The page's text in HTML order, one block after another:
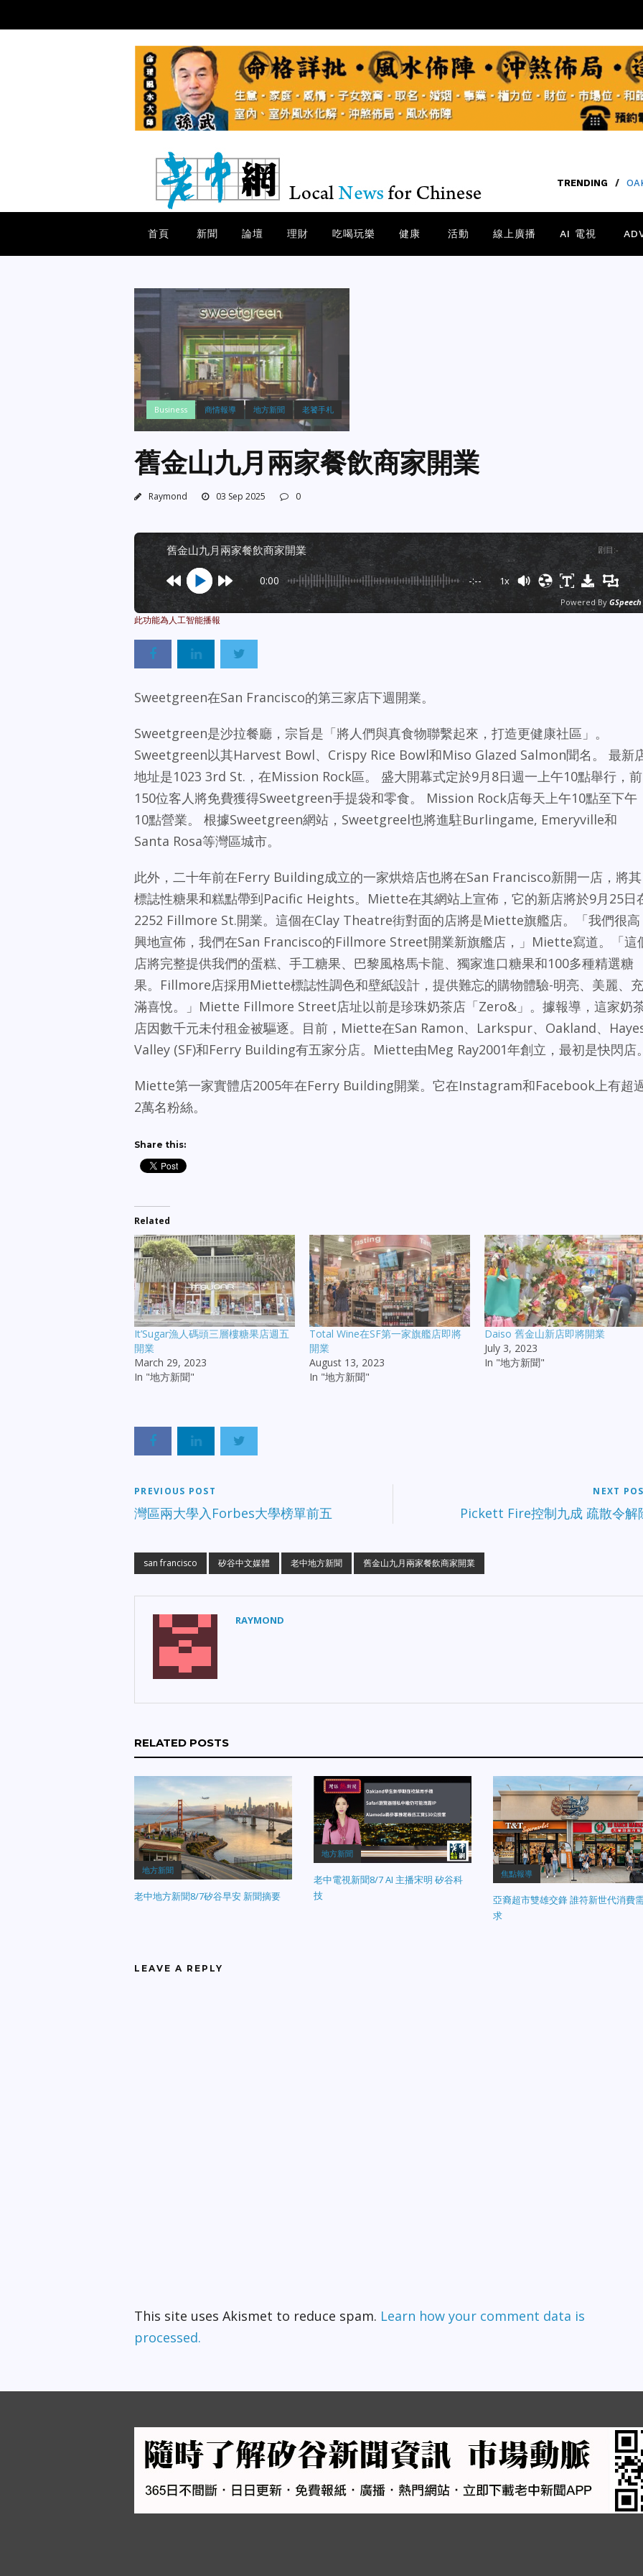
TRENDING
首頁 新聞 論壇 理財 吃喝玩樂 健康 活動 線上廣播 AI 電視
Business 商情報導 地方新聞 老饕手札
舊金山九月兩家餐飲商家開業
Raymond 03 Sep 2025 0
舊金山九月兩家餐飲商家開業 剧目 :-
0:00 -:-- 1x
Powered By GSpeech
Sweetgreen在San Francisco的第三家店下週開業。
Sweetgreen是沙拉餐廳，宗旨是「將人們與真食物聯繫起來，打造更健康社區」。
Sweetgreen以其Harvest Bowl、Crispy Rice Bowl和Miso Glazed Salmon聞名。 最新
地址是1023 3rd St.，在Mission Rock區。 盛大開幕式定於9月8日週一上午10點舉行，前
150位客人將免費獲得Sweetgreen手提袋和零食。 Mission Rock店每天上午10點至下午
10點營業。 根據Sweetgreen網站，Sweetgreel也將進駐Burlingame, Emeryville和
Santa Rosa等灣區城市。
此外，二十年前在Ferry Building成立的一家烘焙店也將在San Francisco新開一店，將其
標誌性糖果和糕點帶到Pacific Heights。Miette在其網站上宣佈，它的新店將於9月25日
2252 Fillmore St.開業。這個在Clay Theatre街對面的店將是Miette旗艦店。「我們很高
興地宣佈，我們在San Francisco的Fillmore Street開業新旗艦店，」Miette寫道。「這
店將完整提供我們的蛋糕、手工糖果、巴黎風格馬卡龍、獨家進口糖果和100多種精選糖
果。Fillmore店採用Miette標誌性調色和壁紙設計，提供難忘的購物體驗-明亮、美麗、充
滿喜悅。」Miette Fillmore Street店址以前是珍珠奶茶店「Zero&」。據報導，這家奶
店因數千元未付租金被驅逐。目前，Miette在San Ramon、Larkspur、Oakland、
Valley (SF)和Ferry Building有五家分店。Miette由Meg Ray2001年創立，最初是快閃店
Miette第一家實體店2005年在Ferry Building開業。它在Instagram和Facebook上有超
2萬名粉絲。
Share this:
Related
It’Sugar漁人碼頭三層樓糖果店週五
開業
March 29, 2023
In "地方新聞"
Total Wine在SF第一家旗艦店即將
開業
August 13, 2023
In "地方新聞"
Daiso 舊金山新店即將開業
July 3, 2023
In "地方新聞"
PREVIOUS POST
灣區兩大學入Forbes大學榜單前五
NEXT
Pickett Fire控制九成 疏散令解
san francisco 矽谷中文媒體 老中地方新聞 舊金山九月兩家餐飲商家開業
RAYMOND
RELATED POSTS
地方新聞
老中地方新聞8/7矽谷早安 新聞摘要
地方新聞
老中電視新聞8/7 AI 主播宋明 矽谷科
技
焦點報導
亞裔超市雙雄交鋒 誰符新世代消費
求
LEAVE A REPLY
This site uses Akismet to reduce spam. Learn how your comment data is
processed.